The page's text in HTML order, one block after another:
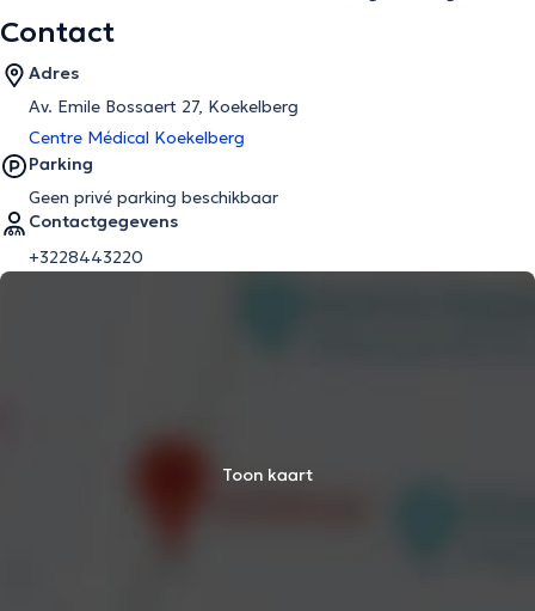
Contact
Adres
Av. Emile Bossaert 27, Koekelberg
Centre Médical Koekelberg
Parking
Geen privé parking beschikbaar
Contactgegevens
+3228443220
Toon kaart